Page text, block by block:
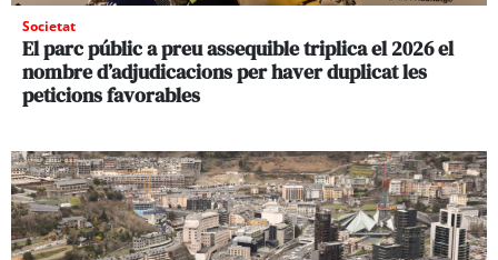
Societat
El parc públic a preu assequible triplica el 2026 el
nombre d’adjudicacions per haver duplicat les
peticions favorables